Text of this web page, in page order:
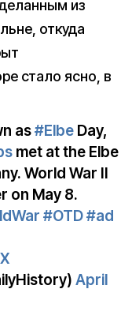
из
откуда
стало ясно, в
as#Elbe Day,
met at the Elbe
World War II
on May 8.
#OTD#ad
April